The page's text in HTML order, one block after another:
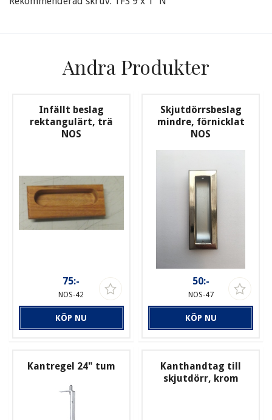
Andra Produkter
Infällt beslag
rektangulärt, trä
NOS
75:-
NOS-42
KÖP NU
Skjutdörrsbeslag
mindre, förnicklat
NOS
50:-
NOS-47
KÖP NU
Kantregel 24" tum
Kanthandtag till
skjutdörr, krom